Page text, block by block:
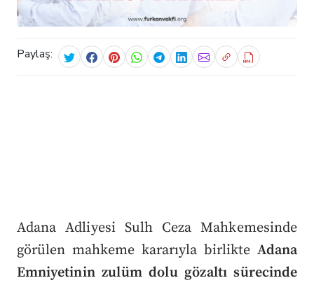
Paylaş:
Adana Adliyesi Sulh Ceza Mahkemesinde
görülen mahkeme kararıyla birlikte Adana
Emniyetinin zulüm dolu gözaltı sürecinde